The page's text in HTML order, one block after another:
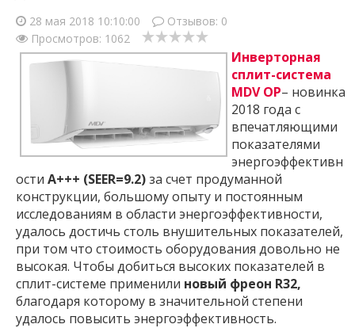
28 мая 2018 10:10:00 Отзывов: 0
Просмотров: 1062
Инверторная
сплит-система
MDV OP– новинка
2018 года с
впечатляющими
показателями
энергоэффективн
ости A+++ (SEER=9.2)за счет продуманной
конструкции, большому опыту и постоянным
исследованиям в области энергоэффективности,
удалось достичь столь внушительных показателей,
при том что стоимость оборудования довольно не
высокая. Чтобы добиться высоких показателей в
сплит-системе применили новый фреон R32,
благодаря которому в значительной степени
удалось повысить энергоэффективность.